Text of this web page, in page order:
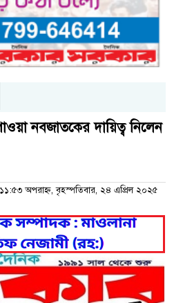
নবজাতকের দায়িত্ব নিলেন
অপরাহ্ন, বৃহস্পতিবার, ২৪ এপ্রিল ২০২৫